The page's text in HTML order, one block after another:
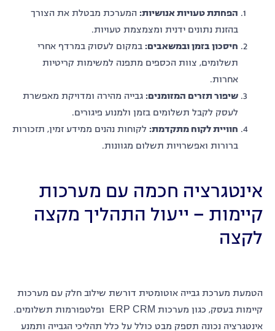
הפחתת טעויות אנושיות:המערכת מבטלת את הצורך
בהזנת נתונים ידנית ומצמצמת טעויות.
חיסכון בזמן ובמשאבים:במקום לעסוק במרדף אחרי
תשלומים, צוות הכספים מתפנה למשימות קריטיות
אחרות.
שיפור תזרים המזומנים:גבייה מהירה ומדויקת מאפשרת
לעסק לקבל תשלומים בזמן ולמנוע פיגורים.
חוויית לקוח מתקדמת:לקוחות נהנים ממידע זמין, תזכורות
ברורות ואפשרויות תשלום מגוונות.
אינטגרציה חכמה עם מערכות
קיימות – ייעול התהליך מקצה
לקצה
הטמעת מערכת גבייה אוטומטית דורשת שילוב חלק עם מערכות
קיימות בעסק, כגון מערכות ERP CRM ופלטפורמות תשלומים.
אינטגרציה נכונה תספק מבט כולל על כלל תהליכי הגבייה ותמנע